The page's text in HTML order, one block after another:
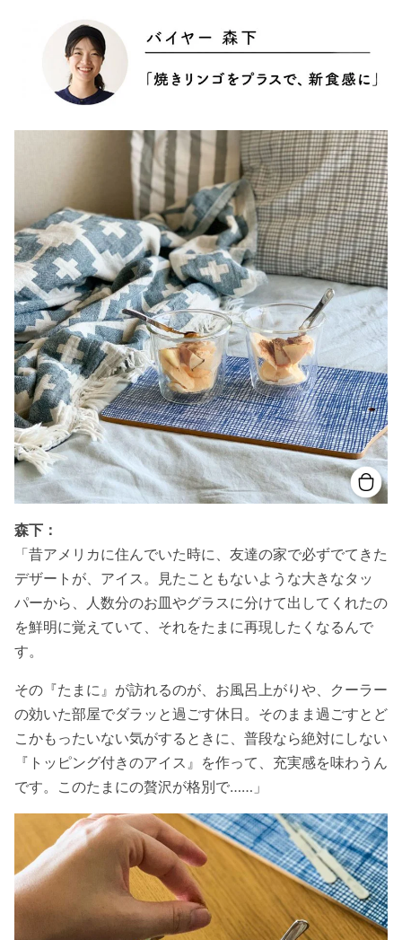
森下：
「昔アメリカに住んでいた時に、友達の家で必ずでてきた
デザートが、アイス。見たこともないような大きなタッ
パーから、人数分のお皿やグラスに分けて出してくれたの
を鮮明に覚えていて、それをたまに再現したくなるんで
す。
その『たまに』が訪れるのが、お風呂上がりや、クーラー
の効いた部屋でダラッと過ごす休日。そのまま過ごすとど
こかもったいない気がするときに、普段なら絶対にしない
『トッピング付きのアイス』を作って、充実感を味わうん
です。このたまにの贅沢が格別で……」